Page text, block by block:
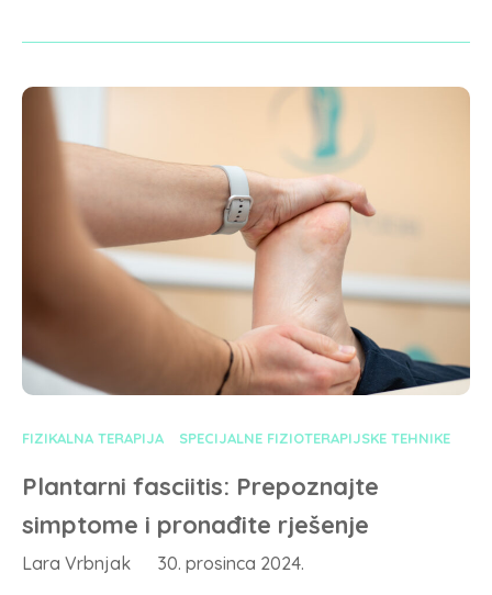
FIZIKALNA TERAPIJA SPECIJALNE FIZIOTERAPIJSKE TEHNIKE
Plantarni fasciitis: Prepoznajte
simptome i pronađite rješenje
Lara Vrbnjak
30. prosinca 2024.